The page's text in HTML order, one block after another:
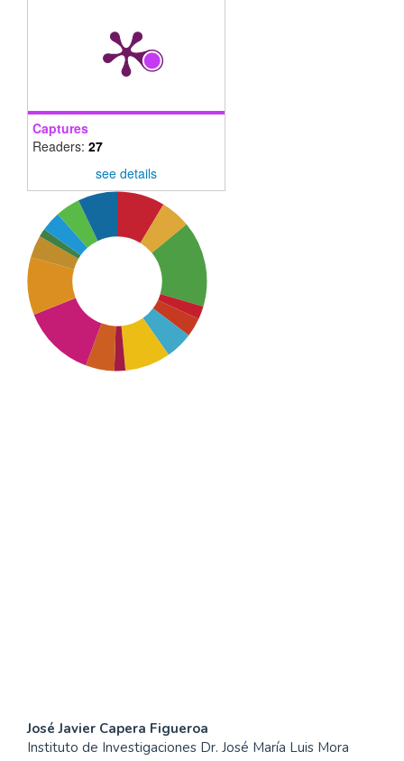
Captures
Readers: 27
see details
Contenido
José Javier Capera Figueroa
Instituto de Investigaciones Dr. José María Luis Mora